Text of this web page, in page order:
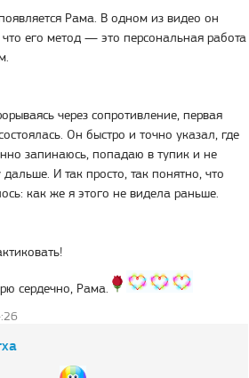
Рама. В одном из видео он
что его метод — это персональная работа
через сопротивление, первая
Он быстро и точно указал, где
запинаюсь, попадаю в тупик и не
И так просто, так понятно, что
как же я этого не видела раньше.
сердечно, Рама.